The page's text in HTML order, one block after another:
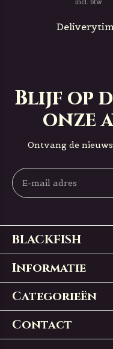
Incl. btw
Blijf op
onze
Ontvang de
BLACKFISH
Informatie
Categorieën
Contact